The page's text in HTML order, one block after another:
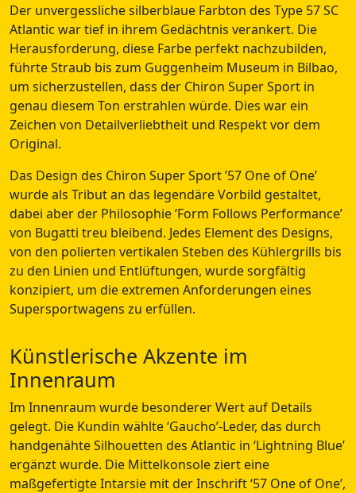
Der unvergessliche silberblaue Farbton des Type 57 SC
Atlantic war tief in ihrem Gedächtnis verankert. Die
Herausforderung, diese Farbe perfekt nachzubilden,
führte Straub bis zum Guggenheim Museum in Bilbao,
um sicherzustellen, dass der Chiron Super Sport in
genau diesem Ton erstrahlen würde. Dies war ein
Zeichen von Detailverliebtheit und Respekt vor dem
Original.
Das Design des Chiron Super Sport ’57 One of One’
wurde als Tribut an das legendäre Vorbild gestaltet,
dabei aber der Philosophie ‘Form Follows Performance’
von Bugatti treu bleibend. Jedes Element des Designs,
von den polierten vertikalen Steben des Kühlergrills bis
zu den Linien und Entlüftungen, wurde sorgfältig
konzipiert, um die extremen Anforderungen eines
Supersportwagens zu erfüllen.
Künstlerische Akzente im
Innenraum
Im Innenraum wurde besonderer Wert auf Details
gelegt. Die Kundin wählte ‘Gaucho’-Leder, das durch
handgenähte Silhouetten des Atlantic in ‘Lightning Blue’
ergänzt wurde. Die Mittelkonsole ziert eine
maßgefertigte Intarsie mit der Inschrift ‘57 One of One’,